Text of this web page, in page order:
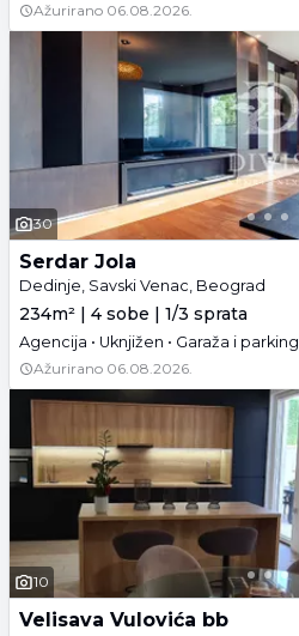
Ažurirano 06.08.2026.
30
Serdar Jola
Dedinje, Savski Venac, Beograd
234m² | 4 sobe | 1/3 sprata
Agencija • Uknjižen • Garaža i parking
Ažurirano 06.08.2026.
10
Velisava Vulovića bb